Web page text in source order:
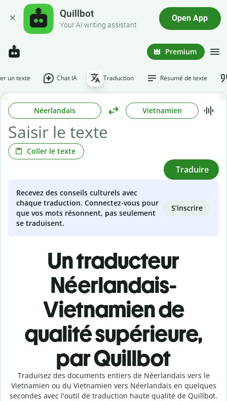
Quillbot
Your AI writing assistant
Open App
Premium
un texte Chat IA Traduction Résumé de texte
Néerlandais Vietnamien
Coller le texte
Traduire
Recevez des conseils culturels avec
chaque traduction. Connectez-vous pour
que vos mots résonnent, pas seulement
se traduisent.
S’inscrire
Un traducteur
Néerlandais-
Vietnamien de
qualité supérieure,
par Quillbot
Traduisez des documents entiers de Néerlandais vers le
Vietnamien ou du Vietnamien vers Néerlandais en quelques
secondes avec l'outil de traduction haute qualité de Quillbot.